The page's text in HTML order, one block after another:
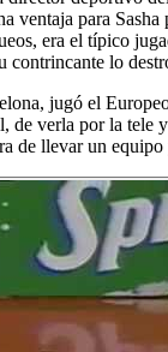
ventaja para
era el típico
lo
jugó el
de verla por la tele
de llevar un